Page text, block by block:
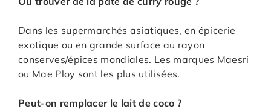
Dans les supermarchés asiatiques, en épicerie
exotique ou en grande surface au rayon
conserves/épices mondiales. Les marques Maesri
ou Mae Ploy sont les plus utilisées.
Peut-on remplacer le lait de coco ?